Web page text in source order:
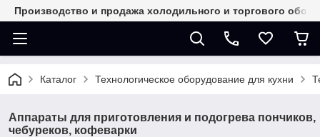
Производство и продажа холодильного и торгового
Каталог Технологическое оборудование для кухни
Аппараты для приготовления и подогрева пончиков,
чебуреков, кофеварки